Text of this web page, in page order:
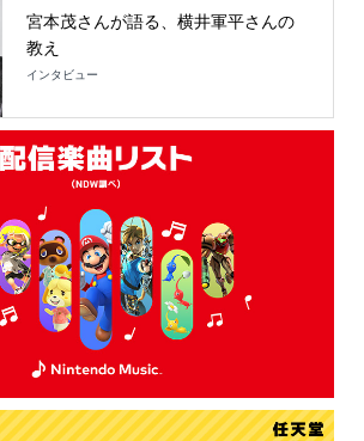
宮本茂さんが語る、横井軍平さんの
教え
インタビュー